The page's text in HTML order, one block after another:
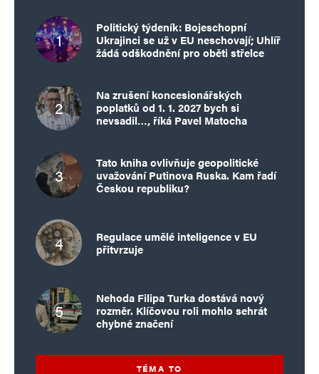
Politický týdeník: Bojeschopní
Ukrajinci se už v EU neschovají; Uhlíř
žádá odškodnění pro oběti střelce
Na zrušení koncesionářských
poplatků od 1. 1. 2027 bych si
nevsadil…, říká Pavel Matocha
Tato kniha ovlivňuje geopolitické
uvažování Putinova Ruska. Kam řadí
Českou republiku?
Regulace umělé inteligence v EU
přitvrzuje
Nehoda Filipa Turka dostává nový
rozměr. Klíčovou roli mohlo sehrát
chybné značení
TÉMA TO